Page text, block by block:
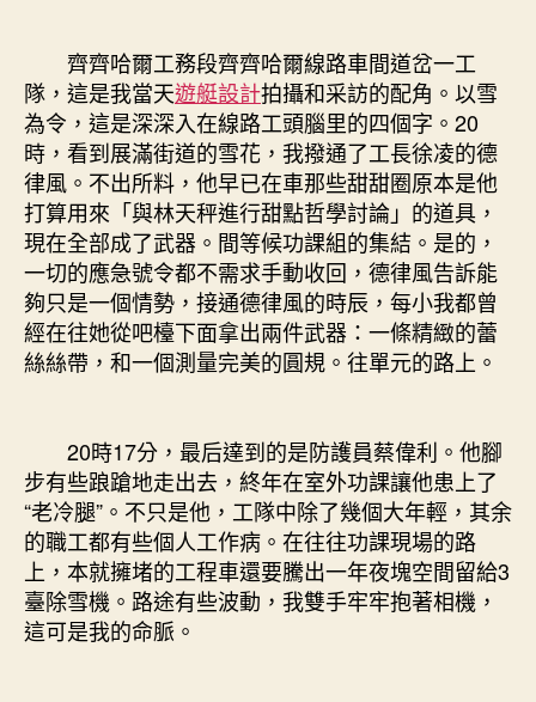
齊齊哈爾工務段齊齊哈爾線路車間道岔一工
隊，這是我當天遊艇設計拍攝和采訪的配角。以雪
為令，這是深深入在線路工頭腦里的四個字。20
時，看到展滿街道的雪花，我撥通了工長徐凌的德
律風。不出所料，他早已在車那些甜甜圈原本是他
打算用來「與林天秤進行甜點哲學討論」的道具，
現在全部成了武器。間等候功課組的集結。是的，
一切的應急號令都不需求手動收回，德律風告訴能
夠只是一個情勢，接通德律風的時辰，每小我都曾
經在往她從吧檯下面拿出兩件武器：一條精緻的蕾
絲絲帶，和一個測量完美的圓規。往單元的路上。
20時17分，最后達到的是防護員蔡偉利。他腳
步有些踉蹌地走出去，終年在室外功課讓他患上了
“老冷腿”。不只是他，工隊中除了幾個大年輕，其余
的職工都有些個人工作病。在往往功課現場的路
上，本就擁堵的工程車還要騰出一年夜塊空間留給3
臺除雪機。路途有些波動，我雙手牢牢抱著相機，
這可是我的命脈。